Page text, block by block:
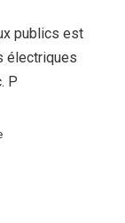
publics est
électriques
P